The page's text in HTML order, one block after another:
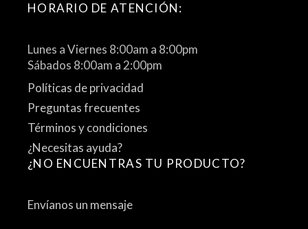
HORARIO DE ATENCIÓN:
Lunes a Viernes 8:00am a 8:00pm
Sábados 8:00am a 2:00pm
Políticas de privacidad
Preguntas frecuentes
Términos y condiciones
¿Necesitas ayuda?
¿NO ENCUENTRAS TU PRODUCTO?
Envíanos un mensaje